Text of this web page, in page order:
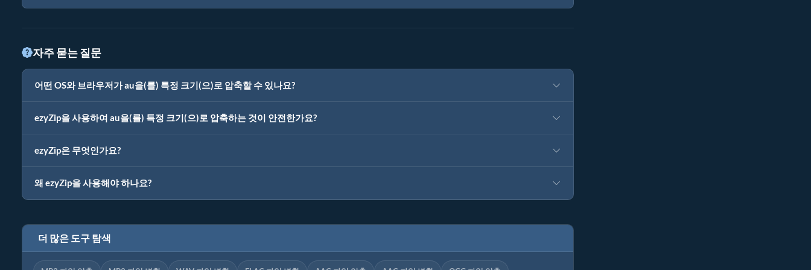
자주 묻는 질문
어떤 OS와 브라우저가 au을(를) 특정 크기(으)로 압축할 수 있나요?
ezyZip을 사용하여 au을(를) 특정 크기(으)로 압축하는 것이 안전한가요?
ezyZip은 무엇인가요?
왜 ezyZip을 사용해야 하나요?
더 많은 도구 탐색